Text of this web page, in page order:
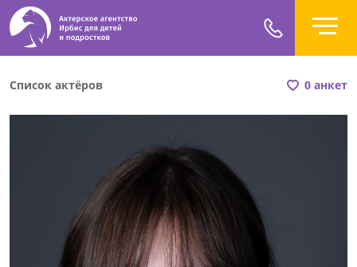
Список актёров 0 анкет